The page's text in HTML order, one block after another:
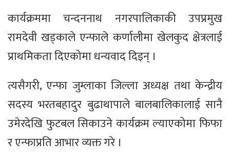
कार्यक्रममा चन्दननाथ नगरपालिकाकी उपप्रमुख
रामदेवी खड्काले एन्फाले कर्णालीमा खेलकुद क्षेत्रलाई
प्राथमिकता दिएकोमा धन्यवाद दिइन् ।
त्यसैगरी, एन्फा जुम्लाका जिल्ला अध्यक्ष तथा केन्द्रीय
सदस्य भरतबहादुर बुढाथापाले बालबालिकालाई सानै
उमेरदेखि फुटबल सिकाउने कार्यक्रम ल्याएकोमा फिफा
र एन्फाप्रति आभार व्यक्त गरे ।